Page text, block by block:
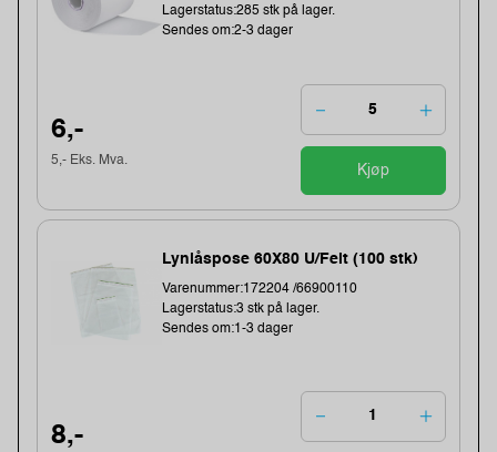
Lagerstatus:285 stk på lager.
Sendes om:2-3 dager
6,-
5,- Eks. Mva.
Kjøp
Lynlåspose 60X80 U/Felt (100 stk)
Varenummer:172204 /66900110
Lagerstatus:3 stk på lager.
Sendes om:1-3 dager
8,-